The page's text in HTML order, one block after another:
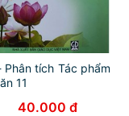
Phân tích Tác phẩm
11
40.000 đ